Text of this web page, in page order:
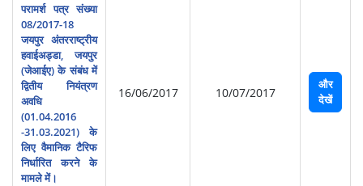
परामर्श पत्र संख्या
08/2017-18
जयपुर अंतरराष्‍ट्रीय
हवाईअड्डा, जयपुर
(जेआईए) के संबंध में
द्वितीय नियंत्रण
अवधि
(01.04.2016
-31.03.2021) के
लिए वैमानिक टैरिफ
निर्धारित करने के
मामले में।
16/06/2017 10/07/2017
और
देखें